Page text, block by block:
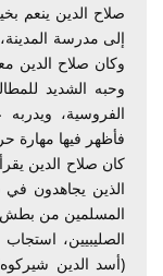
صلاح الدين ينعم
إلى مدرسة
وكان صلاح الدين
وحبه الشديد
الفروسية،
فأظهر فيها مهارة
كان صلاح الدين
الذين يجاهدون في
المسلمين من بطش
الصليبيين،
(أسد الدين